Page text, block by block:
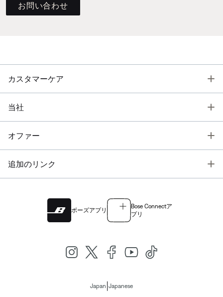
お問い合わせ
カスタマーケア
当社
オファー
追加のリンク
ボーズアプリ
Bose Connectア
プリ
Japan Japanese